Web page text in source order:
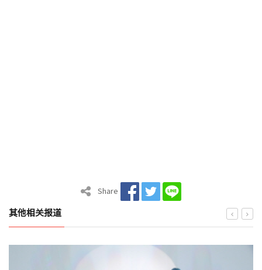
Share
其他相关报道